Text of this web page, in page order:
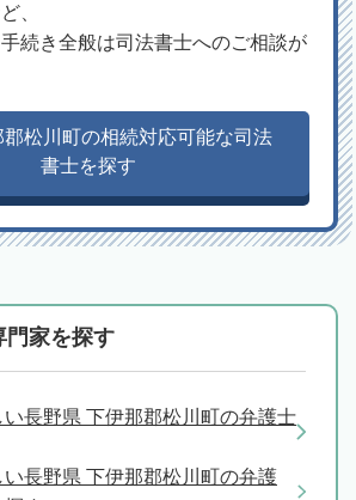
、
続き全般は司法書士へのご相談が
松川町の相続対応可能な司法
書士を探す
門家を探す
い長野県 下伊那郡松川町の弁護士
い長野県 下伊那郡松川町の弁護